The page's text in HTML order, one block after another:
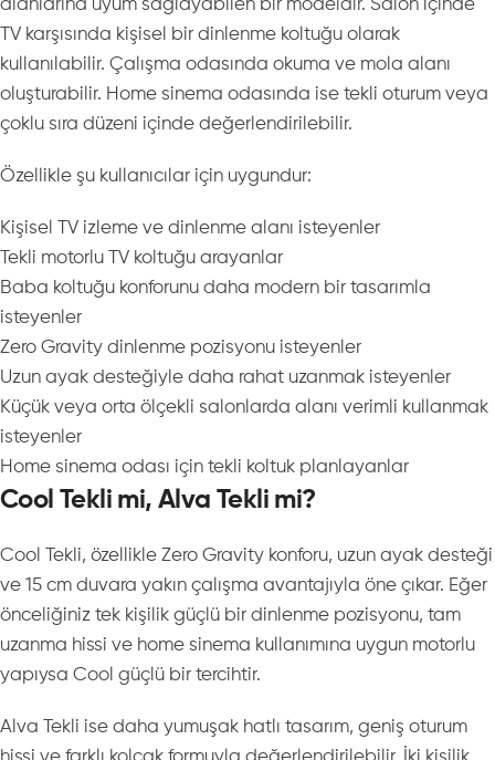
alanlarına uyum sağlayabilen bir modeldir. Salon içinde
TV karşısında kişisel bir dinlenme koltuğu olarak
kullanılabilir. Çalışma odasında okuma ve mola alanı
oluşturabilir. Home sinema odasında ise tekli oturum veya
çoklu sıra düzeni içinde değerlendirilebilir.
Özellikle şu kullanıcılar için uygundur:
Kişisel TV izleme ve dinlenme alanı isteyenler
Tekli motorlu TV koltuğu arayanlar
Baba koltuğu konforunu daha modern bir tasarımla
isteyenler
Zero Gravity dinlenme pozisyonu isteyenler
Uzun ayak desteğiyle daha rahat uzanmak isteyenler
Küçük veya orta ölçekli salonlarda alanı verimli kullanmak
isteyenler
Home sinema odası için tekli koltuk planlayanlar
Cool Tekli mi, Alva Tekli mi?
Cool Tekli, özellikle Zero Gravity konforu, uzun ayak desteği
ve 15 cm duvara yakın çalışma avantajıyla öne çıkar. Eğer
önceliğiniz tek kişilik güçlü bir dinlenme pozisyonu, tam
uzanma hissi ve home sinema kullanımına uygun motorlu
yapıysa Cool güçlü bir tercihtir.
Alva Tekli ise daha yumuşak hatlı tasarım, geniş oturum